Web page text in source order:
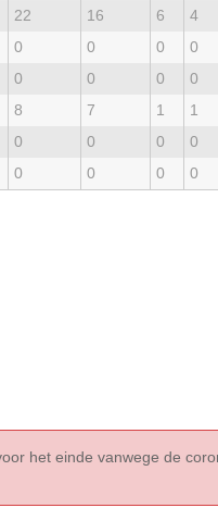
22 16 6 4
0 0 0 0
0 0 0 0
8 7 1 1
0 0 0 0
0 0 0 0
het einde vanwege de